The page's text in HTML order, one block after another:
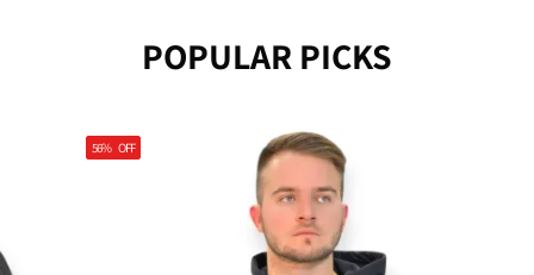
POPULAR PICKS
56% OFF
56% OFF